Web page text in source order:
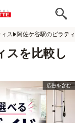
ス 阿佐ケ谷駅のピラテ
スを比較し